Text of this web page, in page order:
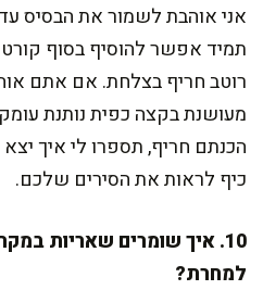
אני אוהבת לשמור את הבסיס
תמיד אפשר להוסיף בסוף
רוטב חריף בצלחת. אם אתם
מעושנת בקצה כפית נותנת
הכנתם חריף, תספרו לי איך
כיף לראות את הסירים שלכם.
10. איך שומרים שאריות
למחרת?